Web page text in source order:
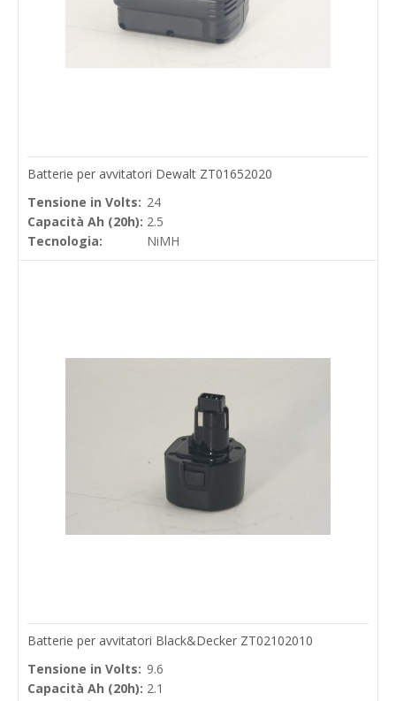
Batterie per avvitatori Dewalt ZT01652020
Tensione in Volts: 24
Capacità Ah (20h): 2.5
Tecnologia:
NiMH
Batterie per avvitatori Black&Decker ZT02102010
Tensione in Volts: 9.6
Capacità Ah (20h): 2.1